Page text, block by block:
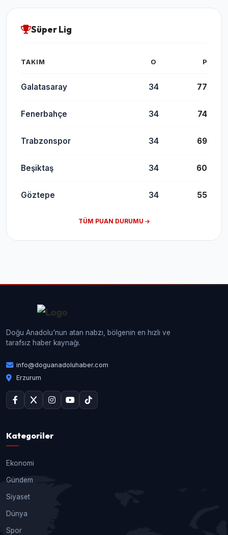
Süper Lig
TAKIM O P
Galatasaray 34 77
Fenerbahçe 34 74
Trabzonspor 34 69
Beşiktaş 34 60
Göztepe 34 55
TÜM PUAN DURUMU
Doğu Anadolu'nun atan nabzı, bölgenin en hızlı ve
tarafsız haber kaynağı.
info@doguanadoluhaber.com
Erzurum
Kategoriler
Ekonomi
Gündem
Siyaset
Dünya
Spor